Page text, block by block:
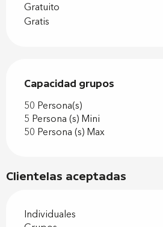
Gratuito
Gratis
Capacidad grupos
Capacidad grupos
50 Persona(s)
5 Persona (s) Mini
50 Persona (s) Max
Clientelas aceptadas
Individuales